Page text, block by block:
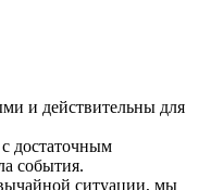
и действительны для
достаточным
события.
ситуации, мы